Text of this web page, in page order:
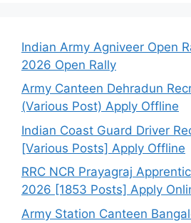
Indian Army Agniveer Open
2026 Open Rally
Army Canteen Dehradun
(Various Post) Apply Offline
Indian Coast Guard Driver
[Various Posts] Apply Offline
RRC NCR Prayagraj
2026 [1853 Posts] Apply
Army Station Canteen